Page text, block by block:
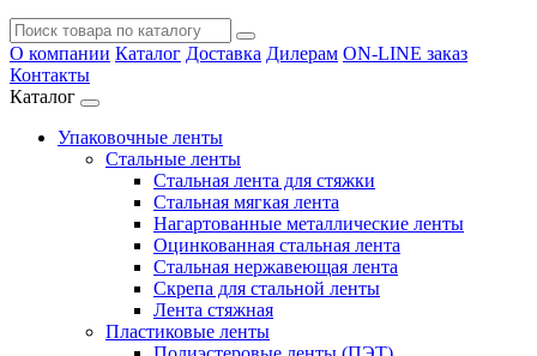
О компании Каталог Доставка Дилерам ON-LINE заказ
Контакты
Каталог
Упаковочные ленты
Стальные ленты
Стальная лента для стяжки
Стальная мягкая лента
Нагартованные металлические ленты
Оцинкованная стальная лента
Стальная нержавеющая лента
Скрепа для стальной ленты
Лента стяжная
Пластиковые ленты